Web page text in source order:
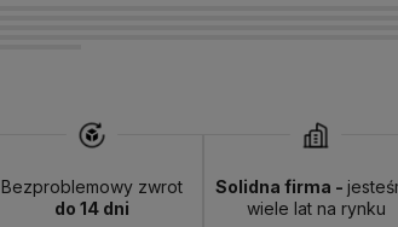
Bezproblemowy zwrot
do 14 dni
Solidna firma -
wiele lat na rynku